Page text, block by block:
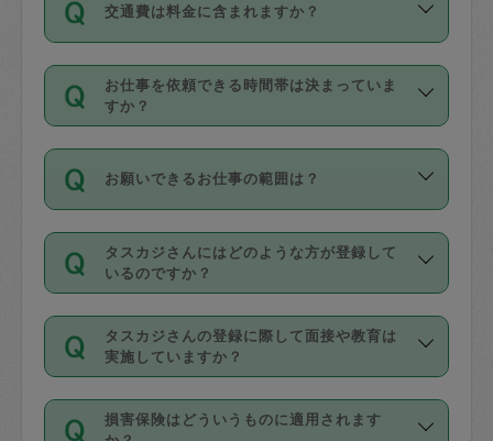
を行う際にご入力ください。プロフィー
ル登録時にはご入力いただかなくても大
丈夫です。
デビットカード・プリペイドカード（Vプ
リカ、au WALLETなど）は支払にはご利
銀行振込や現金払いも対応していませ
なお、タスカジさんの交通費も、依頼料
金のご請求と合わせてお支払いとなりま
動計算で表示されます。
隔週）」があり、「定期」の依頼は「ス
ポット」よりお得な料金でご利用できま
す。
定期の最低利用回数は設けていない代わ
りに、一定数を超えたキャンセルは有償
（例：毎週定期の場合は３回以上のキャ
ンセルが有償（1200円、隔週定期の場合
は２回以上のキャンセルが有償（1200
交通費は料金に含まれますか？
交通費は依頼料金とは別途発生し、依頼
料金のご請求と合わせてお支払いとなり
ます。交通費の金額は「依頼の詳細」に
お仕事を依頼できる時間帯は決まっていま
すか？
時間帯は3種類あります。いずれも１回あ
たり３時間です。
・ＡＭ ９時～１２時
・ＰＭ １３時～１６時
・夜 １８時～２１時
開始時間を２時間前後変更することが可
能です。依頼送信後、個別にタスカジさ
んにメッセージを送り調整してくださ
お願いできるお仕事の範囲は？
掃除、整理収納、洗濯、買い物、料理、
作り置きです。タスカジさんによってで
きる仕事の範囲が異なりますので、依頼
する前にタスカジさんのプロフィールで
確認してください。
基本的に、高所での作業や危険作業、屋
外での作業は対象外です。
タスカジさんにはどのような方が登録して
いるのですか？
主婦として長年の家事経験をお持ちの
方、栄養士・調理師といった資格者で保
育園や学校の給食やレストランで料理関
係の専門職に従事されていた方、日本で
タスカジさんの登録に際して面接や教育は
実施していますか？
応募の際に、各自事務局との面接と説明
を行っています。その後、身分証明書の
損害保険はどういうものに適用されます